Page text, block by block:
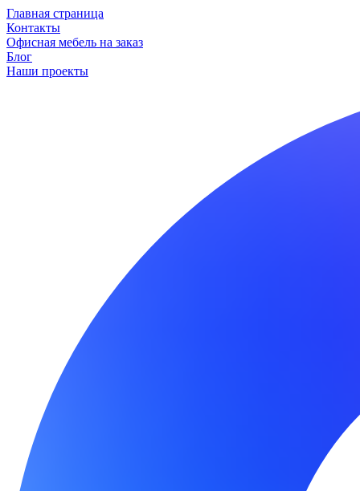
Главная страница
Контакты
Офисная мебель на заказ
Блог
Наши проекты